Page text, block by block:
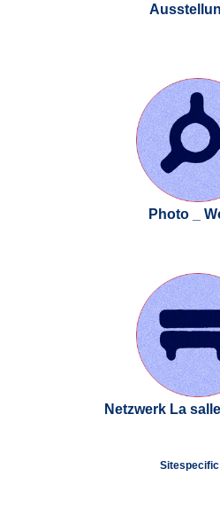
Photo _
Netzwerk La